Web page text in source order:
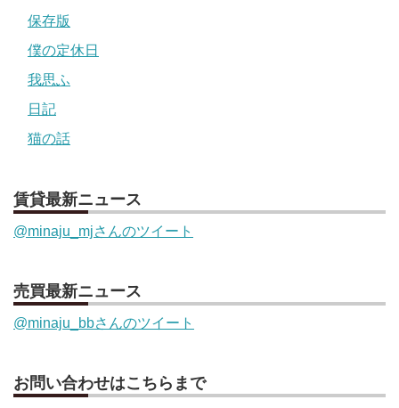
保存版
僕の定休日
我思ふ
日記
猫の話
賃貸最新ニュース
@minaju_mjさんのツイート
売買最新ニュース
@minaju_bbさんのツイート
お問い合わせはこちらまで